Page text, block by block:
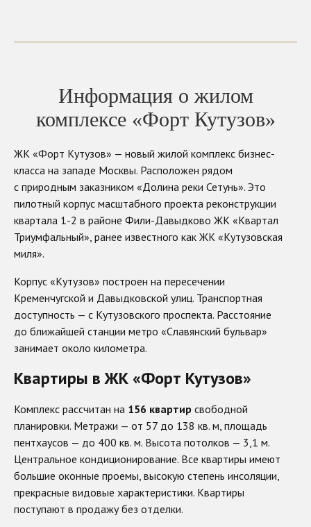
Информация о жилом
комплексе «Форт Кутузов»
ЖК «Форт Кутузов» — новый жилой комплекс бизнес-
класса на западе Москвы. Расположен рядом
с природным заказником «Долина реки Сетунь». Это
пилотный корпус масштабного проекта реконструкции
квартала 1-2 в районе Фили-Давыдково ЖК «Квартал
Триумфальный», ранее известного как ЖК «Кутузовская
миля».
Корпус «Кутузов» построен на пересечении
Кременчугской и Давыдковской улиц. Транспортная
доступность — с Кутузовского проспекта. Расстояние
до ближайшей станции метро «Славянский бульвар»
занимает около километра.
Квартиры в ЖК «Форт Кутузов»
Комплекс рассчитан на 156 квартир свободной
планировки. Метражи — от 57 до 138 кв. м, площадь
пентхаусов — до 400 кв. м. Высота потолков — 3,1 м.
Центральное кондиционирование. Все квартиры имеют
большие оконные проемы, высокую степень инсоляции,
прекрасные видовые характеристики. Квартиры
поступают в продажу без отделки.